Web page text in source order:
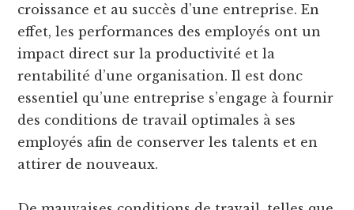
croissance et au succès d’une entreprise. En
effet, les performances des employés ont un
impact direct sur la productivité et la
rentabilité d’une organisation. Il est donc
essentiel qu’une entreprise s’engage à fournir
des conditions de travail optimales à ses
employés afin de conserver les talents et en
attirer de nouveaux.